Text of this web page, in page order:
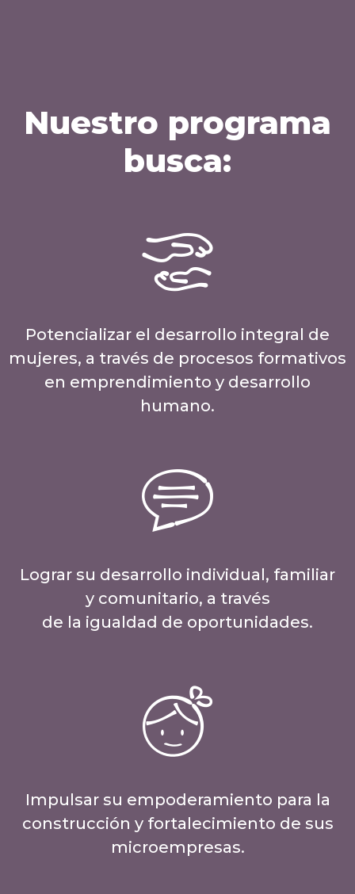
Nuestro programa
busca:
Potencializar el desarrollo integral de
mujeres, a través de procesos formativos
en emprendimiento y desarrollo
humano.
Lograr su desarrollo individual, familiar
y comunitario, a través
de la igualdad de oportunidades.
Impulsar su empoderamiento para la
construcción y fortalecimiento de sus
microempresas.